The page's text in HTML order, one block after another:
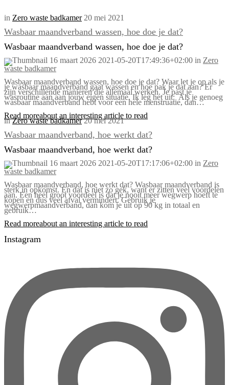
in Zero waste badkamer 20 mei 2021
Wasbaar maandverband wassen, hoe doe je dat?
Wasbaar maandverband wassen, hoe doe je dat?
16 maart 2026 2021-05-20T17:49:36+02:00 in Zero
waste badkamer
Wasbaar maandverband wassen, hoe doe je dat? Waar let je op als je
je wasbaar maandverband gaat wassen en hoe pak je dat aan? Er
zijn verschillende manieren die allemaal werken. Je past je
wasroutine aan aan jouw eigen situatie. Ik leg het uit: Als je genoeg
wasbaar maandverband hebt voor een hele menstruatie, dan…
Read moreabout an interesting article to read
inZero waste badkamer 20 mei 2021
Wasbaar maandverband, hoe werkt dat?
Wasbaar maandverband, hoe werkt dat?
16 maart 2026 2021-05-20T17:17:06+02:00 in Zero
waste badkamer
Wasbaar maandverband, hoe werkt dat? Wasbaar maandverband is
sterk in opkomst. En dat is niet zo gek, want er zitten veel voordelen
aan. Een heel groot voordeel is dat je nooit meer wegwerp hoeft te
kopen en dus veel afval vermindert. Gebruik je
wegwerpmaandverband, dan kom je uit op 90 kg in totaal en
gebruik…
Read moreabout an interesting article to read
Instagram